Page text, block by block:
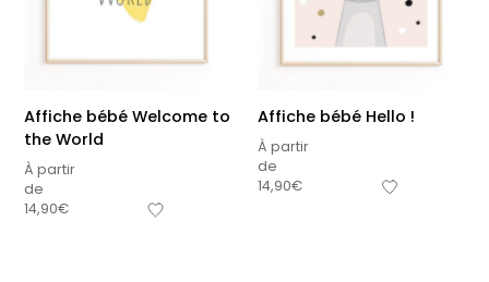
Affiche bébé Welcome to
the World
À partir
de
14,90€
Affiche bébé Hello !
À partir
de
14,90€